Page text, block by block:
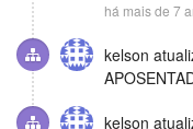
há mais de 7
kelson
kelson